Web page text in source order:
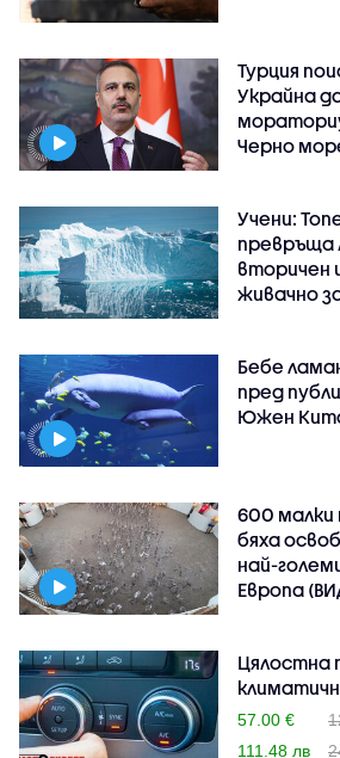
Турция
Украйна
Черно
Учени:
превръща
вторичен
живачно
Бебе
пред
Южен
600 малки
бяха
най-
Европа
Цялостна
57.00 €
111.48 лв